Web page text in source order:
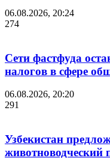
06.08.2026, 20:24
274
Сети фастфуда
налогов в сфере
06.08.2026, 20:20
291
Узбекистан
животноводческий